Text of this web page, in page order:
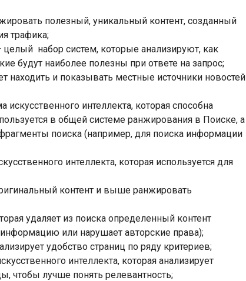
полезный, уникальный контент, созданный
трафика;
целый набор систем, которые анализируют, как
будут наиболее полезны при ответе на запрос;
находить и показывать местные источники новостей
интеллекта, которая способна
в общей системе ранжирования в Поиске, а
поиска (например, для поиска информации
интеллекта, которая используется для
контент и выше ранжировать
удаляет из поиска определенный контент
или нарушает авторские права);
удобство страниц по ряду критериев;
интеллекта, которая анализирует
чтобы лучше понять релевантность;